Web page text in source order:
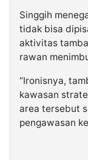
Singgih
tidak bisa
aktivitas
rawan
“Ironisnya,
kawasan
area tersebut
pengawasan